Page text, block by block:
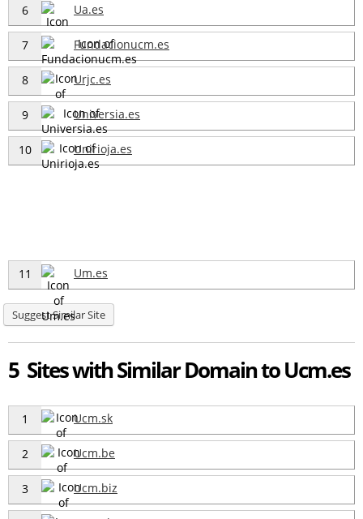
6 Ua.es
7 Fundacionucm.es
8 Urjc.es
9 Universia.es
10 Unirioja.es
11 Um.es
Suggest Similar Site
5 Sites with Similar Domain to Ucm.es
1 Ucm.sk
2 Ucm.be
3 Ucm.biz